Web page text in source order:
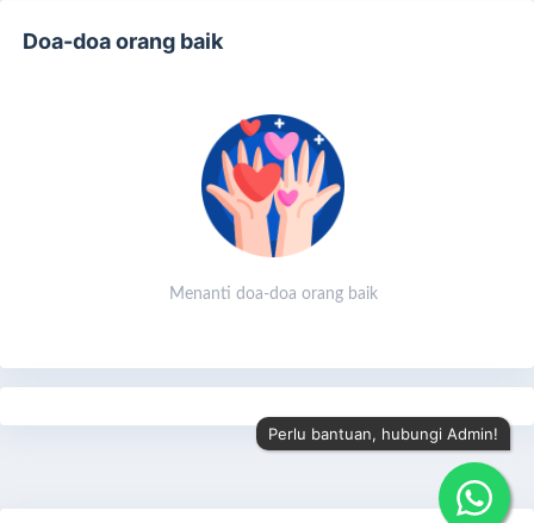
Doa-doa orang baik
Menanti doa-doa orang baik
Perlu bantuan, hubungi Admin!